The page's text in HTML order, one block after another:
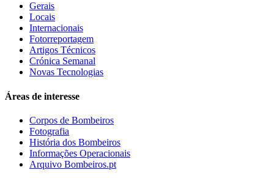
Gerais
Locais
Internacionais
Fotorreportagem
Artigos Técnicos
Crónica Semanal
Novas Tecnologias
Áreas de interesse
Corpos de Bombeiros
Fotografia
História dos Bombeiros
Informações Operacionais
Arquivo Bombeiros.pt